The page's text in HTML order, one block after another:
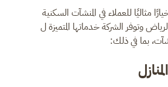
مثاليًا للعملاء في المنشآت السكنية
وتوفر الشركة خدماتها المتميزة ل
بما في ذلك: